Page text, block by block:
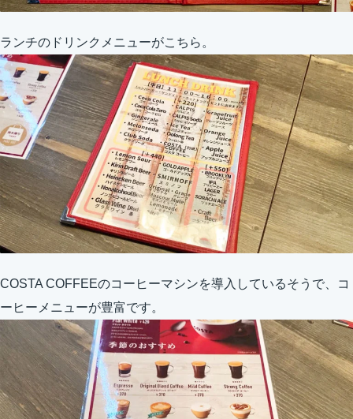
ランチのドリンクメニューがこちら。
COSTA COFFEEのコーヒーマシンを導入しているそうで、コ
ーヒーメニューが豊富です。